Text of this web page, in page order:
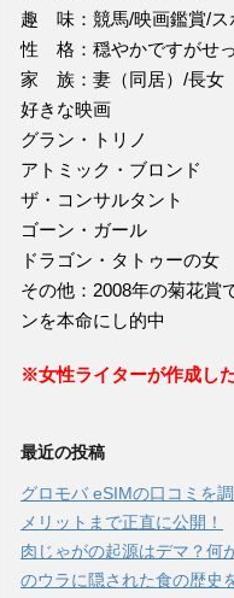
趣 味：競馬/映画鑑賞/ス
性 格：穏やかですがせ
家 族：妻（同居）/長女
好きな映画
グラン・トリノ
アトミック・ブロンド
ザ・コンサルタント
ゴーン・ガール
ドラゴン・タトゥーの女
その他：2008年の菊花賞
ンを本命にし的中
※女性ライターが作成し
最近の投稿
グロモバ eSIMの口コミを
メリットまで正直に公開！
肉じゃがの起源はデマ？何
のウラに隠された食の歴史